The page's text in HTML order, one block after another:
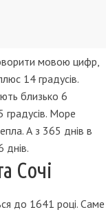
мовою цифр,
14 градусів.
близько 6
градусів. Море
А з 365 днів в
днів.
Сочі
до 1641 році. Саме